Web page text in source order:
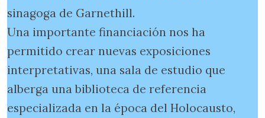
sinagoga de Garnethill.
Una importante financiación nos ha
permitido crear nuevas exposiciones
interpretativas, una sala de estudio que
alberga una biblioteca de referencia
especializada en la época del Holocausto,